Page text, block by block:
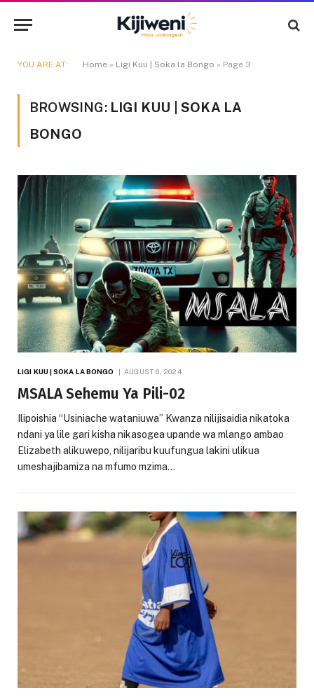
YOU ARE AT: Home » Ligi Kuu | Soka la Bongo » Page 3
BROWSING: LIGI KUU | SOKA LA
BONGO
LIGI KUU | SOKA LA BONGO AUGUST 6, 2024
MSALA Sehemu Ya Pili-02
Ilipoishia “Usiniache wataniuwa” Kwanza nilijisaidia nikatoka
ndani ya lile gari kisha nikasogea upande wa mlango ambao
Elizabeth alikuwepo, nilijaribu kuufungua lakini ulikua
umeshajibamiza na mfumo mzima…